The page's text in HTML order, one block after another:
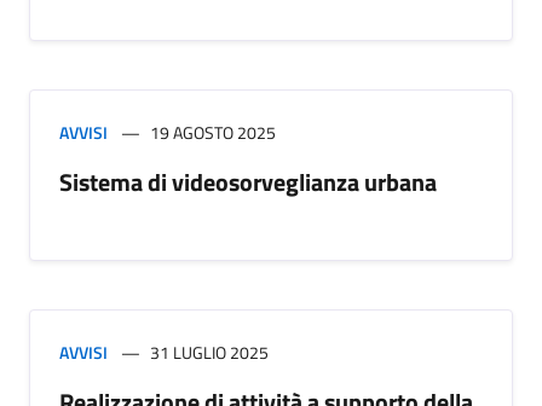
AVVISI 19 AGOSTO 2025
Sistema di videosorveglianza urbana
AVVISI 31 LUGLIO 2025